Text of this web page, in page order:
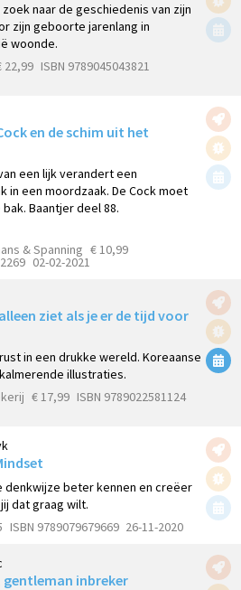
naar de geschiedenis van zijn
zijn geboorte jarenlang in
woonde.
22,99 ISBN 9789045043821
en de schim uit het
een lijk verandert een
in een moordzaak. De Cock moet
Baantjer deel 88.
& Spanning € 10,99
02-02-2021
ziet als je er de tijd voor
in een drukke wereld. Koreaanse
illustraties.
€ 17,99 ISBN 9789022581124
denkwijze beter kennen en creëer
dat graag wilt.
ISBN 9789079679669 26-11-2020
gentleman inbreker